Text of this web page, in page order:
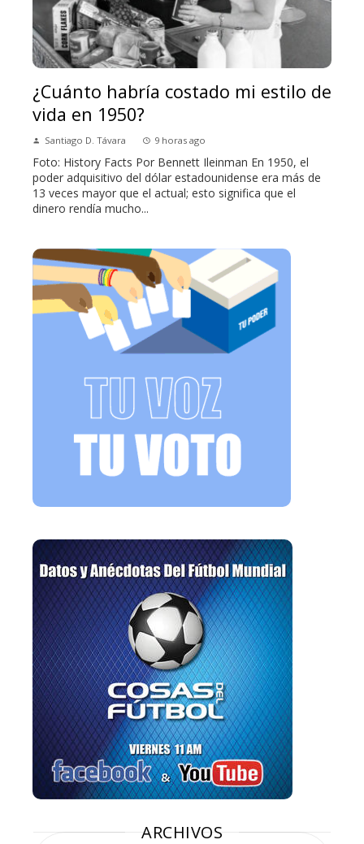
¿Cuánto habría costado mi estilo de
vida en 1950?
Santiago D. Távara 9 horas ago
Foto: History Facts Por Bennett Ileinman En 1950, el
poder adquisitivo del dólar estadounidense era más de
13 veces mayor que el actual; esto significa que el
dinero rendía mucho...
ARCHIVOS